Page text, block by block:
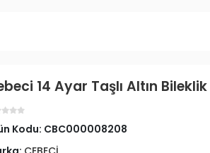
14 Ayar Taşlı Altın Bileklik
Kodu: CBC000008208